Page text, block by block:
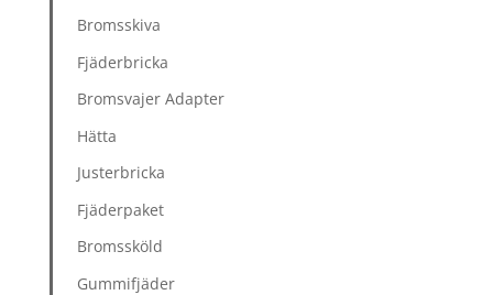
Bromsskiva
Fjäderbricka
Bromsvajer Adapter
Hätta
Justerbricka
Fjäderpaket
Bromssköld
Gummifjäder